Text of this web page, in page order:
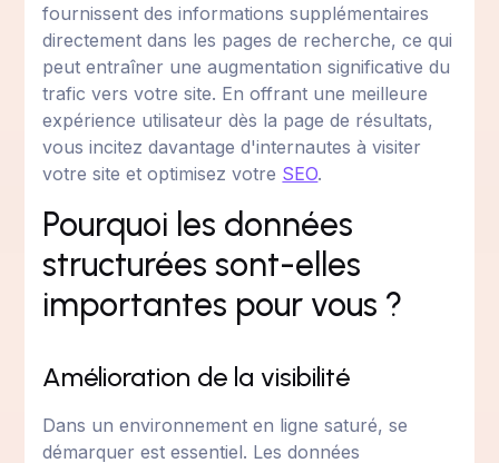
fournissent des informations supplémentaires
directement dans les pages de recherche, ce qui
peut entraîner une augmentation significative du
trafic vers votre site. En offrant une meilleure
expérience utilisateur dès la page de résultats,
vous incitez davantage d'internautes à visiter
votre site et optimisez votre SEO.
Pourquoi les données
structurées sont-elles
importantes pour vous ?
Amélioration de la visibilité
Dans un environnement en ligne saturé, se
démarquer est essentiel. Les données